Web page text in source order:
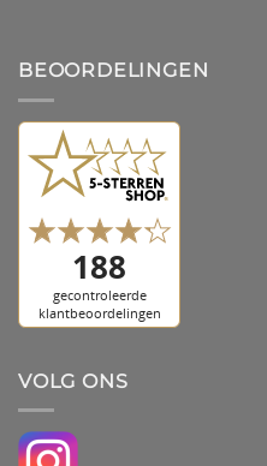
BEOORDELINGEN
VOLG ONS